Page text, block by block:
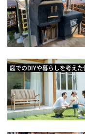
庭でのDIYや暮らしを考えた